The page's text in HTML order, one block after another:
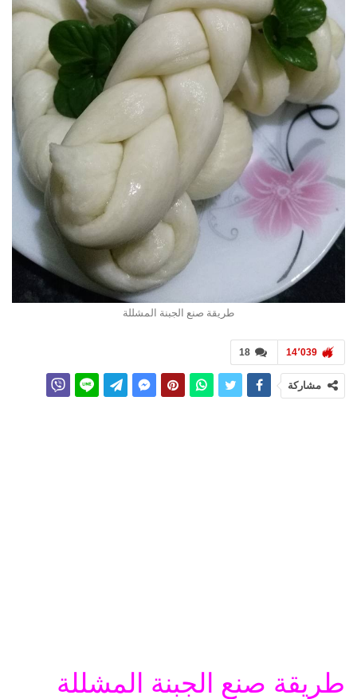
طريقة صنع الجبنة المشللة
18 14٬039
مشاركة
طريقة صنع الجبنة المشللة